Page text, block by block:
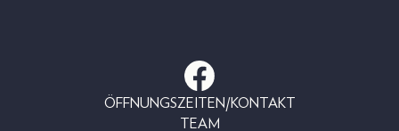
ÖFFNUNGSZEITEN/KONTAKT
TEAM